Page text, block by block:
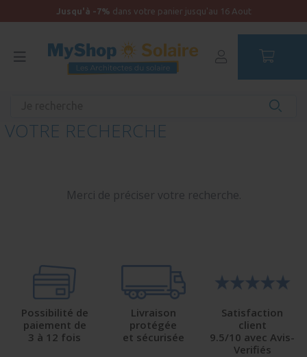
Jusqu'à -7% dans votre panier jusqu'au 16 Aout
VOTRE RECHERCHE
Merci de préciser votre recherche.
Possibilité de
paiement de
3 à 12 fois
Livraison
protégée
et sécurisée
Satisfaction
client
9.5/10 avec Avis-
Verifiés